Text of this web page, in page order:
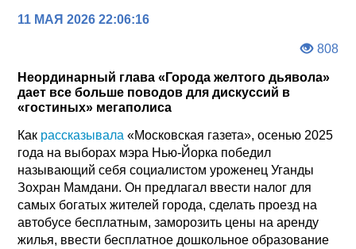
11 МАЯ 2026 22:06:16
808
Неординарный глава «Города желтого дьявола»
дает все больше поводов для дискуссий в
«гостиных» мегаполиса
Как рассказывала «Московская газета», осенью 2025
года на выборах мэра Нью-Йорка победил
называющий себя социалистом уроженец Уганды
Зохран Мамдани. Он предлагал ввести налог для
самых богатых жителей города, сделать проезд на
автобусе бесплатным, заморозить цены на аренду
жилья, ввести бесплатное дошкольное образование